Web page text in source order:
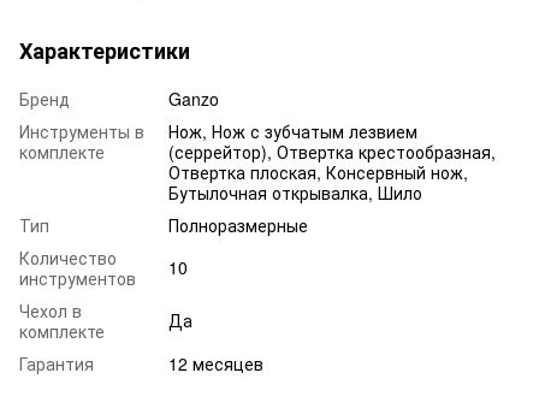
Характеристики
Бренд
Ganzo
Инструменты в
комплекте
Нож, Нож с зубчатым лезвием
(серрейтор), Отвертка крестообразная,
Отвертка плоская, Консервный нож,
Бутылочная открывалка, Шило
Тип
Полноразмерные
Количество
инструментов
10
Чехол в
комплекте
Да
Гарантия
12 месяцев